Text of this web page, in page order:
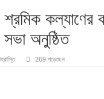
শ্রমিক কল্যাণের
সভা অনুষ্ঠিত
269 পড়েছেন